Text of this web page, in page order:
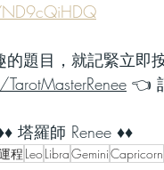
題目，就記緊立即
👈
塔羅師 Renee ♦♦
程 LeoLibraGeminiCapricorn